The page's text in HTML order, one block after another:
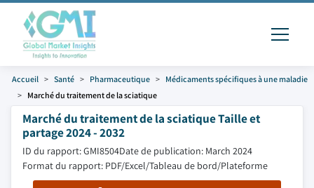
Accueil Santé Pharmaceutique
Médicaments spécifiques à une maladie
Marché du traitement de la sciatique
Marché du traitement de la sciatique Taille et
partage 2024 - 2032
ID du rapport: GMI8504Date de publication: March 2024
Format du rapport: PDF/Excel/Tableau de bord/Plateforme